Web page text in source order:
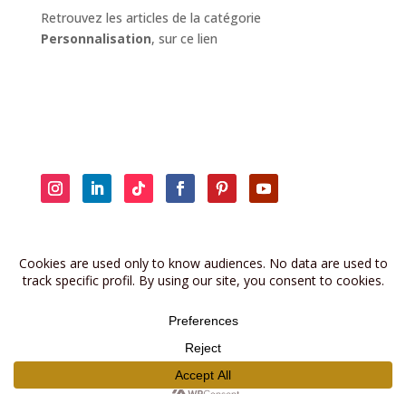
Retrouvez les articles de la catégorie
Personnalisation, sur ce lien